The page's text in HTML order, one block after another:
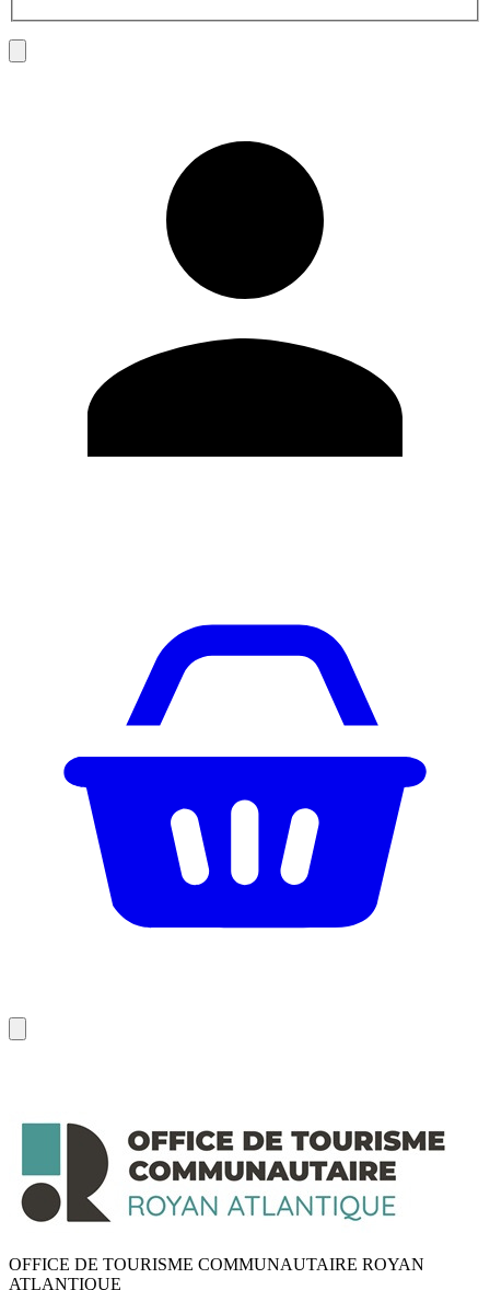
OFFICE DE TOURISME COMMUNAUTAIRE ROYAN
ATLANTIQUE